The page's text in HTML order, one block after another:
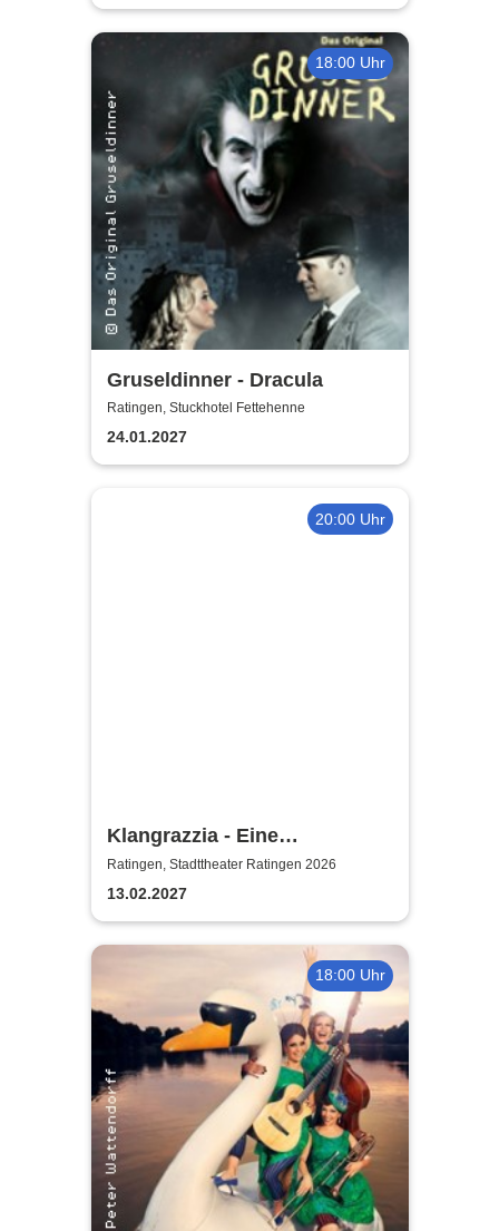
18:00 Uhr
Gruseldinner - Dracula
Ratingen, Stuckhotel Fettehenne
24.01.2027
20:00 Uhr
Klangrazzia - Eine
musikalische Kriminal-
Komödie
Ratingen, Stadttheater Ratingen 2026
13.02.2027
18:00 Uhr